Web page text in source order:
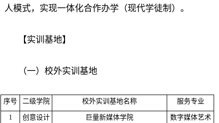
人模式，实现一体化合作办学（现代学徒制）。
【实训基地】
（一）校外实训基地
序号 二级学院 校外实训基地名称 服务专业
1 创意设计 巨量新媒体学院
数字媒体艺术